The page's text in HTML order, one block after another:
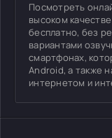
Посмотреть
высоком
бесплатно, без
вариантами
смартфонах,
Android, а также
интернетом и